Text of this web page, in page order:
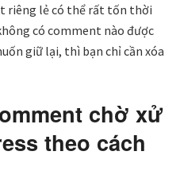
riêng lẻ có thể rất tốn thời
có comment nào được
giữ lại, thì bạn chỉ cần xóa
chờ xử
theo cách